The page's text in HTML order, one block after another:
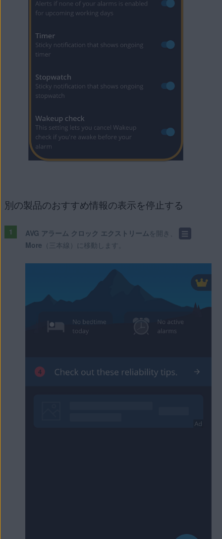
別の製品のおすすめ情報の表示を停止する
AVG アラーム クロック エクストリームを開き、
☰
More （三本線）に移動します。